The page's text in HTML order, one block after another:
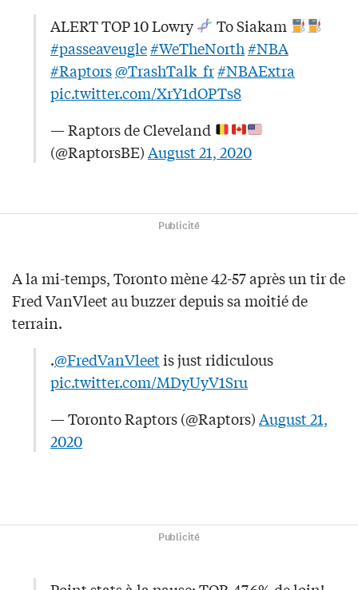
ALERT TOP 10 Lowry
To Siakam
#passeaveugle#WeTheNorth#NBA
#Raptors@TrashTalk_fr#NBAExtra
pic.twitter.com/XrY1dOPTs8
— Raptors de Cleveland
(@RaptorsBE)August 21, 2020
Publicité
A la mi-temps, Toronto mène 42-57 après un tir de
Fred VanVleet au buzzer depuis sa moitié de
terrain.
.@FredVanVleetis just ridiculous
pic.twitter.com/MDyUyV1Sru
— Toronto Raptors (@Raptors)August 21,
2020
Publicité